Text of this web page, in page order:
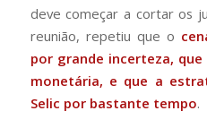
deve começar a cortar os
reunião, repetiu que o
por grande incerteza,
monetária, e que a
Selic por bastante tempo.